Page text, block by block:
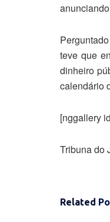
teve que
dinheiro
calendário
[nggallery
Tribuna do
Related